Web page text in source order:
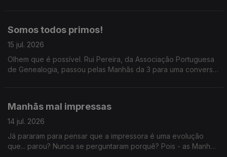
Somos todos primos!
15 jul. 2026
Olhem que é possível. Rui Pereira, da Associação Portuguesa
de Genealogia, passou pelas Manhãs da 3 para uma conversa
Manhãs mal impressas
14 jul. 2026
Já pararam para pensar que a impressora é uma evolução
que... parou? Nunca se perguntaram porquê? Pois - as Manhãs